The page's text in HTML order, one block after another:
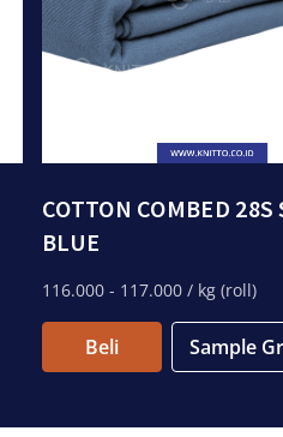
COTTON COMBED 28S
BLUE
116.000 - 117.000 / kg (roll)
Beli Sample